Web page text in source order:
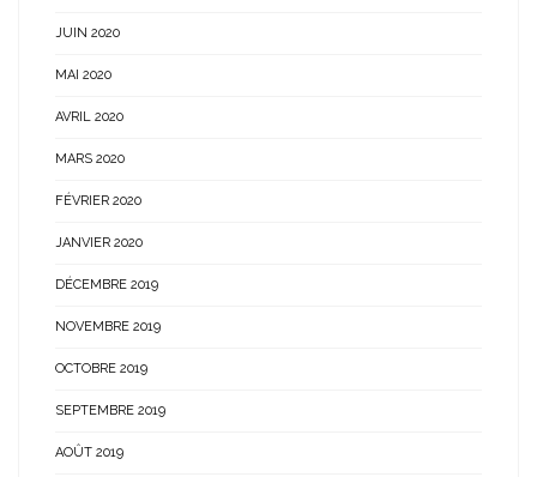
JUIN 2020
MAI 2020
AVRIL 2020
MARS 2020
FÉVRIER 2020
JANVIER 2020
DÉCEMBRE 2019
NOVEMBRE 2019
OCTOBRE 2019
SEPTEMBRE 2019
AOÛT 2019